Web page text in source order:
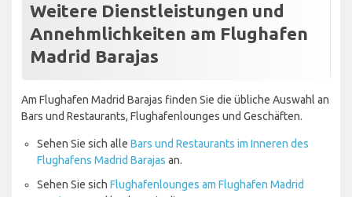
Weitere Dienstleistungen und
Annehmlichkeiten am Flughafen
Madrid Barajas
Am Flughafen Madrid Barajas finden Sie die übliche Auswahl an
Bars und Restaurants, Flughafenlounges und Geschäften.
Sehen Sie sich alle Bars und Restaurants im Inneren des
Flughafens Madrid Barajas an.
Sehen Sie sich Flughafenlounges am Flughafen Madrid